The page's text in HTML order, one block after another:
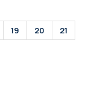
19 20
21